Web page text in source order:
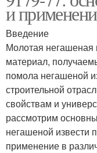
и
Введение
Молотая негашеная
материал,
помола негашеной
строительной
свойствам и
рассмотрим
негашеной извести
применение в